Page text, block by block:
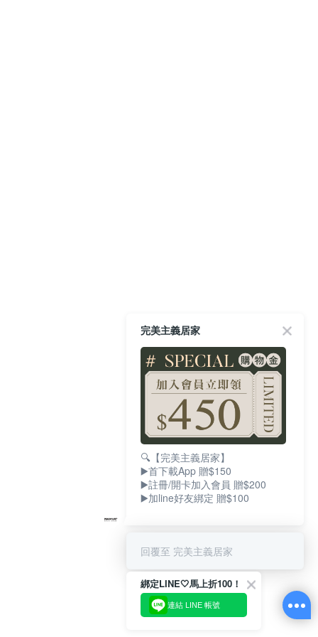
完美主義居家
🔍【完美主義居家】
▶️首下載App 贈$150
▶️註冊/開卡加入會員 贈$200
▶️加line好友綁定 贈$100
回覆至 完美主義居家
綁定LINE🤍馬上折100！
連結 LINE 帳號